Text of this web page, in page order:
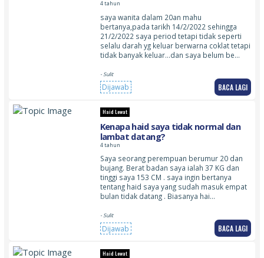
4 tahun
saya wanita dalam 20an mahu
bertanya,pada tarikh 14/2/2022 sehingga
21/2/2022 saya period tetapi tidak seperti
selalu darah yg keluar berwarna coklat tetapi
tidak banyak keluar…dan saya belum be…
- Sulit
Dijawab BACA LAGI
Haid Lewat
Kenapa haid saya tidak normal dan
lambat datang?
4 tahun
Saya seorang perempuan berumur 20 dan
bujang. Berat badan saya ialah 37 KG dan
tinggi saya 153 CM . saya ingin bertanya
tentang haid saya yang sudah masuk empat
bulan tidak datang . Biasanya hai…
- Sulit
Dijawab BACA LAGI
Haid Lewat